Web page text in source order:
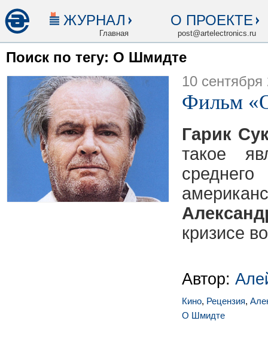
ЖУРНАЛ
Главная
О ПРОЕКТЕ
post@artelectronics.ru
Поиск по тегу: О Шмидте
10 сентября
Фильм
Гарик
такое
кризисе
Автор:
Кино, Рецензия,
О Шмидте